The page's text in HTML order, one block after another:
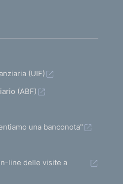
(UIF)
(ABF)
una banconota"
line delle visite a